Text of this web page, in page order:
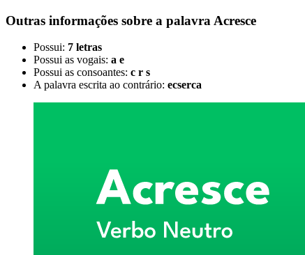
Outras informações sobre a palavra Acresce
Possui: 7 letras
Possui as vogais: a e
Possui as consoantes: c r s
A palavra escrita ao contrário: ecserca